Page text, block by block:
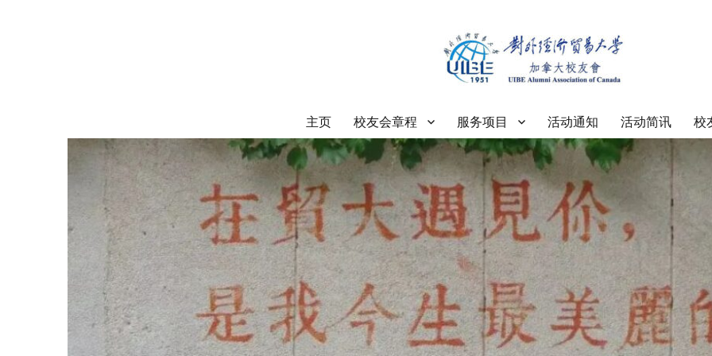
对外经济贸易大学加拿大校友会
主页 校友会章程 服务项目 活动通知 活动简讯 校